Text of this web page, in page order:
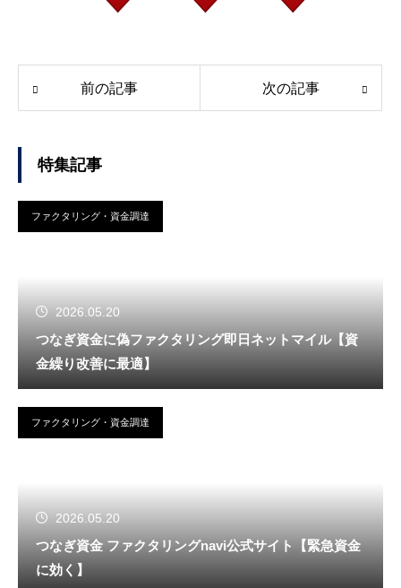
前の記事 次の記事
特集記事
ファクタリング・資金調達
2026.05.20
つなぎ資金に偽ファクタリング即日ネットマイル【資
金繰り改善に最適】
ファクタリング・資金調達
2026.05.20
つなぎ資金 ファクタリングnavi公式サイト【緊急資金
に効く】